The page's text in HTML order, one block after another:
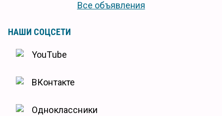
Все объявления
НАШИ СОЦСЕТИ
YouTube
ВКонтакте
Одноклассники